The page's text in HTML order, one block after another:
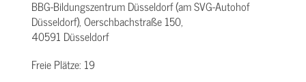
BBG-Bildungszentrum Düsseldorf (am SVG-Autohof
Düsseldorf), Oerschbachstraße 150,
40591 Düsseldorf
Freie Plätze: 19